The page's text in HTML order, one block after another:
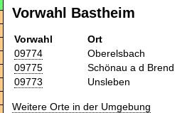
Vorwahl Bastheim
Vorwahl
Ort
09774
Oberelsbach
09775
Schönau a d Brend
09773
Unsleben
Weitere Orte in der Umgebung